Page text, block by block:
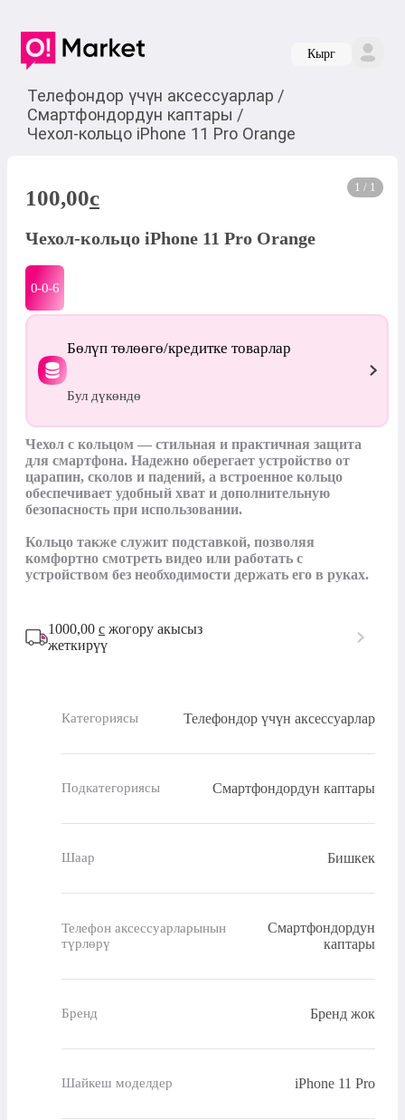
Кырг
Телефондор үчүн аксессуарлар /
Смартфондордун каптары /
Чехол-кольцо iPhone 11 Pro Orange
1 / 1
100,00c
Чехол-кольцо iPhone 11 Pro Orange
0-0-6
Бөлүп төлөөгө/кредитке товарлар
Бул дүкөндө
Чехол с кольцом — стильная и практичная защита
для смартфона. Надежно оберегает устройство от
царапин, сколов и падений, а встроенное кольцо
обеспечивает удобный хват и дополнительную
безопасность при использовании.
Кольцо также служит подставкой, позволяя
комфортно смотреть видео или работать с
устройством без необходимости держать его в руках.
1000,00 с жогору акысыз
жеткирүү
Категориясы Телефондор үчүн аксессуарлар
Подкатегориясы Смартфондордун каптары
Шаар Бишкек
Телефон аксессуарларынын
түрлөрү
Смартфондордун
каптары
Бренд Бренд жок
Шайкеш моделдер iPhone 11 Pro